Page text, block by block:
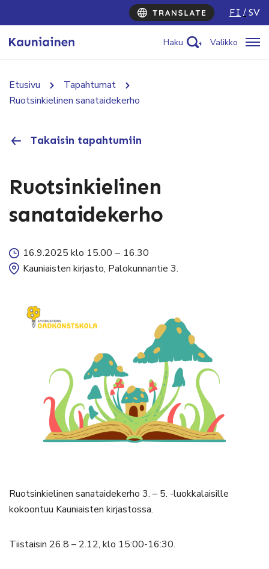
FI SV
Haku Valikko
Etusivu
Tapahtumat
Ruotsinkielinen sanataidekerho
Takaisin tapahtumiin
Ruotsinkielinen
sanataidekerho
16.9.2025 klo 15.00 – 16.30
Kauniaisten kirjasto, Palokunnantie 3.
Ruotsinkielinen sanataidekerho 3. – 5. -luokkalaisille
kokoontuu Kauniaisten kirjastossa.
Tiistaisin 26.8 – 2.12, klo 15:00-16:30.